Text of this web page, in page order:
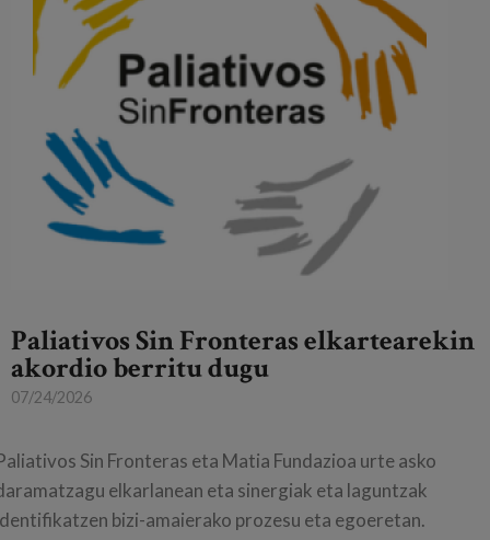
Paliativos Sin Fronteras elkartearekin
akordio berritu dugu
07/24/2026
Sin Fronteras eta Matia Fundazioa urte asko
elkarlanean eta sinergiak eta laguntzak
bizi-amaierako prozesu eta egoeretan.